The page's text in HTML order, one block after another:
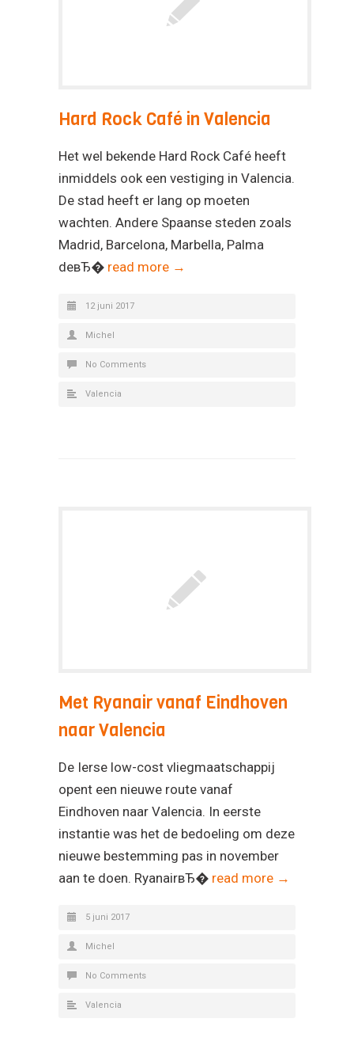
Hard Rock Café in Valencia
Het wel bekende Hard Rock Café heeft
inmiddels ook een vestiging in Valencia.
De stad heeft er lang op moeten
wachten. Andere Spaanse steden zoals
Madrid, Barcelona, Marbella, Palma
deвЂ� read more →
12 juni 2017
Michel
No Comments
Valencia
Met Ryanair vanaf Eindhoven
naar Valencia
De Ierse low-cost vliegmaatschappij
opent een nieuwe route vanaf
Eindhoven naar Valencia. In eerste
instantie was het de bedoeling om deze
nieuwe bestemming pas in november
aan te doen. RyanairвЂ� read more →
5 juni 2017
Michel
No Comments
Valencia